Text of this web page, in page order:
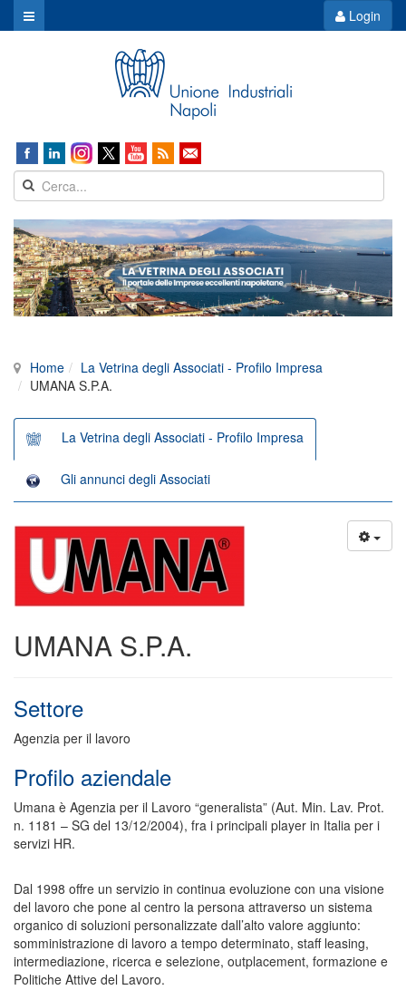
Login
Home
La Vetrina degli Associati - Profilo Impresa
UMANA S.P.A.
La Vetrina degli Associati - Profilo Impresa
Gli annunci degli Associati
UMANA S.P.A.
Settore
Agenzia per il lavoro
Profilo aziendale
Umana è Agenzia per il Lavoro “generalista” (Aut. Min. Lav. Prot.
n. 1181 – SG del 13/12/2004), fra i principali player in Italia per i
servizi HR.
Dal 1998 offre un servizio in continua evoluzione con una visione
del lavoro che pone al centro la persona attraverso un sistema
organico di soluzioni personalizzate dall’alto valore aggiunto:
somministrazione di lavoro a tempo determinato, staff leasing,
intermediazione, ricerca e selezione, outplacement, formazione e
Politiche Attive del Lavoro.